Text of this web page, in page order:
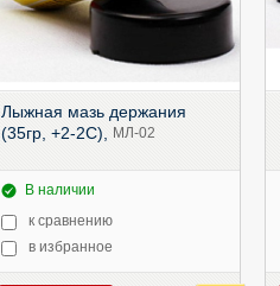
Лыжная мазь держания
(35гр, +2-2С),
МЛ-02
В наличии
к сравнению
в избранное